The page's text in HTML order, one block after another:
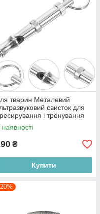
тварин Металевий
свисток для
і тренування
регульований Польща
наявності
₴
Купити